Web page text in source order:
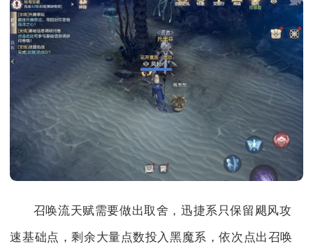
召唤流天赋需要做出取舍，迅捷系只保留飓风攻
速基础点，剩余大量点数投入黑魔系，依次点出召唤